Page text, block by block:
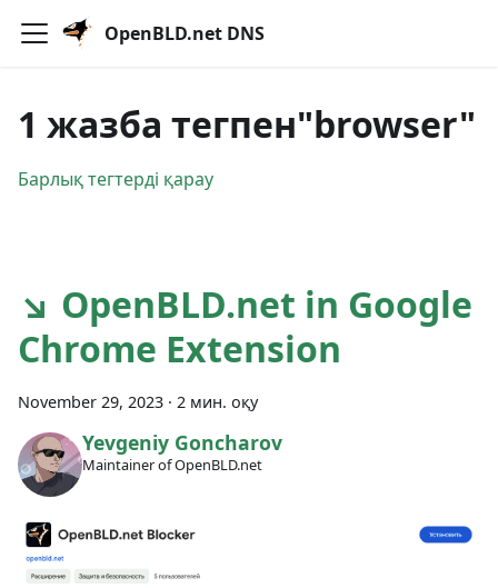
OpenBLD.net DNS
1 жазба тегпен"browser"
Барлық тегтерді қарау
↘ OpenBLD.net in Google
Chrome Extension
November 29, 2023 · 2 мин. оқу
Yevgeniy Goncharov
Maintainer of OpenBLD.net